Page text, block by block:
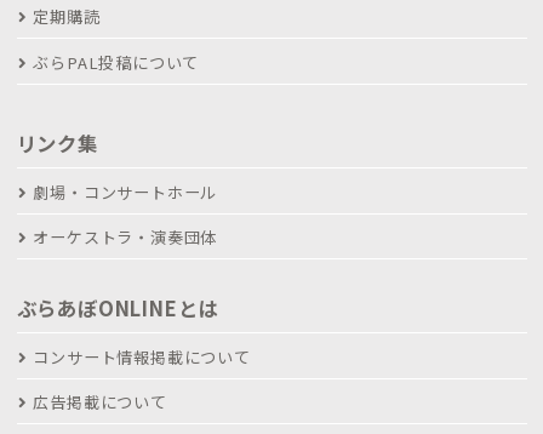
定期購読
ぶらPAL投稿について
リンク集
劇場・コンサートホール
オーケストラ・演奏団体
ぶらあぼONLINEとは
コンサート情報掲載について
広告掲載について